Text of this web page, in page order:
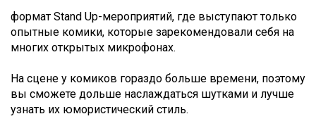
формат Stand Up-мероприятий, где выступают только
опытные комики, которые зарекомендовали себя на
многих открытых микрофонах.
На сцене у комиков гораздо больше времени, поэтому
вы сможете дольше наслаждаться шутками и лучше
узнать их юмористический стиль.